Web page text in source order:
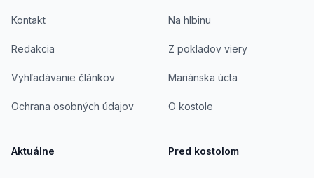
Kontakt
Redakcia
Vyhľadávanie článkov
Ochrana osobných údajov
Aktuálne
Na hlbinu
Z pokladov viery
Mariánska úcta
O kostole
Pred kostolom